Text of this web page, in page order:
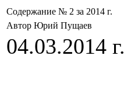
Содержание № 2 за 2014 г.
Автор Юрий Пущаев
04.03.2014 г.